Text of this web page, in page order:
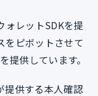
ォレットSDKを提
をピボットさせて
提供しています。
提供する本人確認